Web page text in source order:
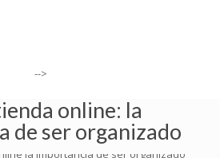
-->
online: la
de ser organizado